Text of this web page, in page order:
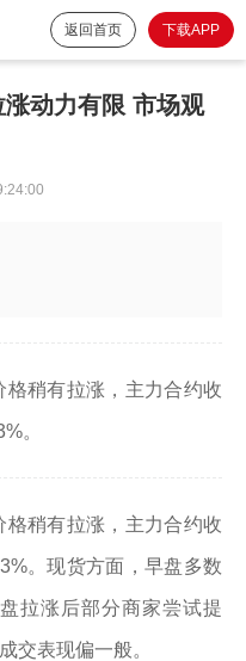
返回首页 下载APP
涨动力有限 市场观
稍有拉涨，主力合约收
。
稍有拉涨，主力合约收
。现货方面，早盘多数
拉涨后部分商家尝试提
交表现偏一般。